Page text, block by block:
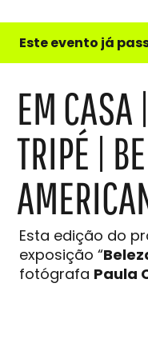
e
do
Este evento já
EM CASA
TRIPÉ |
Esta edição do
exposição “
fotógrafa Paula